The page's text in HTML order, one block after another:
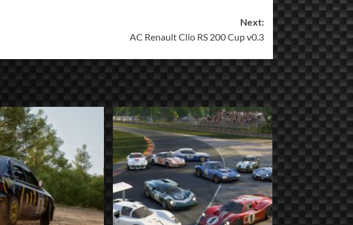
Next:
AC Renault Clio RS 200 Cup v0.3